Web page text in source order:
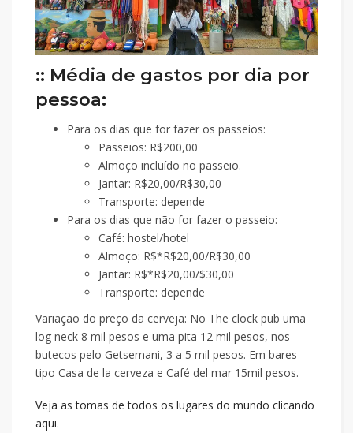
:: Média de gastos por dia por
pessoa:
Para os dias que for fazer os passeios:
Passeios: R$200,00
Almoço incluído no passeio.
Jantar: R$20,00/R$30,00
Transporte: depende
Para os dias que não for fazer o passeio:
Café: hostel/hotel
Almoço: R$*R$20,00/R$30,00
Jantar: R$*R$20,00/$30,00
Transporte: depende
Variação do preço da cerveja: No The clock pub uma
log neck 8 mil pesos e uma pita 12 mil pesos, nos
butecos pelo Getsemani, 3 a 5 mil pesos. Em bares
tipo Casa de la cerveza e Café del mar 15mil pesos.
Veja as tomas de todos os lugares do mundo clicando
aqui.